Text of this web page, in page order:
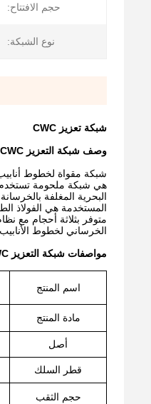
حجم الافتتاح:
نوع الشبكة:
شبكة تعزيز CWC
وصف شبكة التعزيز CWC:
شبكة مقواة لخطوط
هي شبكة ملحومة تستخدم
البحرية المغلفة
المستخدمة هي الفولاذ
الخرساني لخطوط
مواصفات شبكة التعزيز CWC:
اسم المنتج
مادة المنتج
أصل
قطر السلك
حجم الثقب